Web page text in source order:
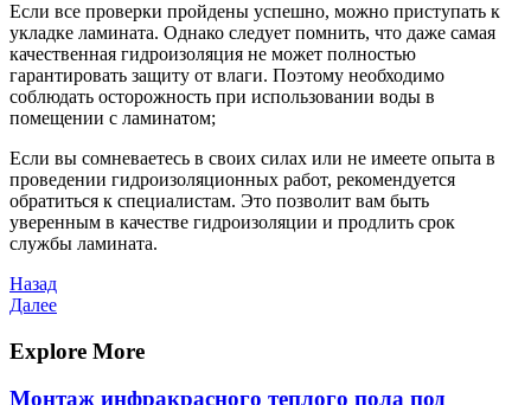
Если все проверки пройдены успешно, можно приступать к
укладке ламината. Однако следует помнить, что даже самая
качественная гидроизоляция не может полностью
гарантировать защиту от влаги. Поэтому необходимо
соблюдать осторожность при использовании воды в
помещении с ламинатом;
Если вы сомневаетесь в своих силах или не имеете опыта в
проведении гидроизоляционных работ, рекомендуется
обратиться к специалистам. Это позволит вам быть
уверенным в качестве гидроизоляции и продлить срок
службы ламината.
Навигация
по
записям
Предыдущая
запись
Назад
Следующая
Далее
Explore More
Монтаж инфракрасного теплого пола под